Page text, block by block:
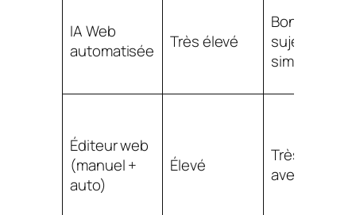
IA Web
automatisée
Très élevé
Bon pour
sujets
simples
Éditeur web
(manuel +
auto)
Élevé
Très bon
avec